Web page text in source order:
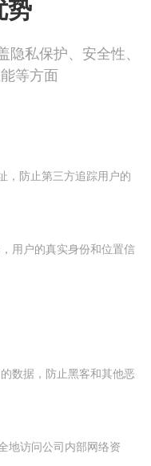
势
私保护、安全性、
等方面
，防止第三方追踪用户的
用户的真实身份和位置信
数据，防止黑客和其他恶
地访问公司内部网络资